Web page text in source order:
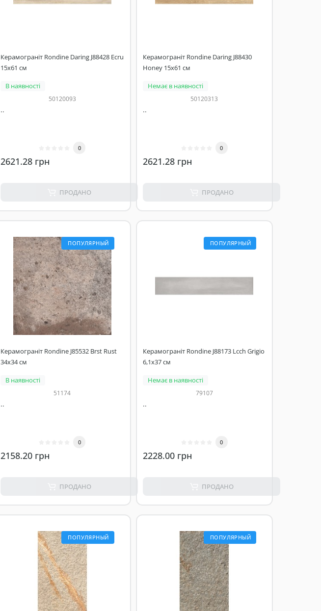
Керамограніт Rondine Daring J88428 Ecru
15x61 см
В наявності
50120093
..
0
2621.28 грн
ПРОДАНО
Керамограніт Rondine Daring J88430
Honey 15x61 см
Немає в наявності
50120313
..
0
2621.28 грн
ПРОДАНО
ПОПУЛЯРНЫЙ
Керамограніт Rondine J85532 Brst Rust
34x34 см
В наявності
51174
..
0
2158.20 грн
ПРОДАНО
ПОПУЛЯРНЫЙ
Керамограніт Rondine J88173 Lcch Grigio
6,1x37 см
Немає в наявності
79107
..
0
2228.00 грн
ПРОДАНО
ПОПУЛЯРНЫЙ ПОПУЛЯРНЫЙ